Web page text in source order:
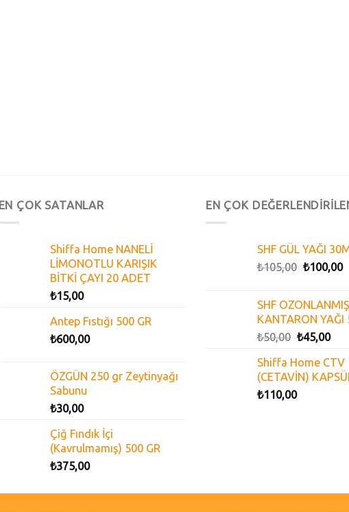
EN ÇOK SATANLAR
Shiffa Home NANELİ
LİMONOTLU KARIŞIK
BİTKİ ÇAYI 20 ADET
₺15,00
Antep Fıstığı 500 GR
₺600,00
ÖZGÜN 250 gr Zeytinyağı
Sabunu
₺30,00
Çiğ Fındık İçi
(Kavrulmamış) 500 GR
₺375,00
EN ÇOK
SHF GÜL YAĞI
₺105,00 ₺100,00
SHF
KANTARON YAĞI
₺50,00 ₺45,00
Shiffa Home CTV
(CETAVİN)
₺110,00